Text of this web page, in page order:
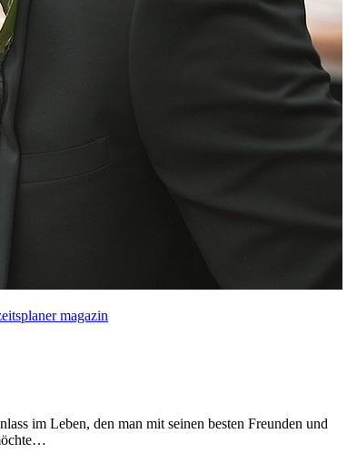
magazin
im Leben, den man mit seinen besten Freunden und